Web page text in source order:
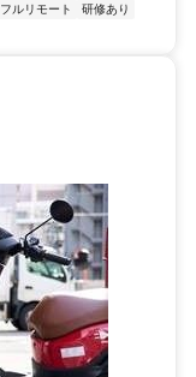
フルリモート
研修あり